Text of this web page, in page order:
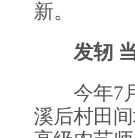
新。
发轫
今年7月
溪后村田